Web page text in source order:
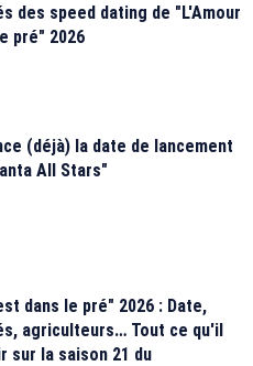
des speed dating de "L'Amour
pré" 2026
(déjà) la date de lancement
All Stars"
dans le pré" 2026 : Date,
agriculteurs… Tout ce qu'il
sur la saison 21 du